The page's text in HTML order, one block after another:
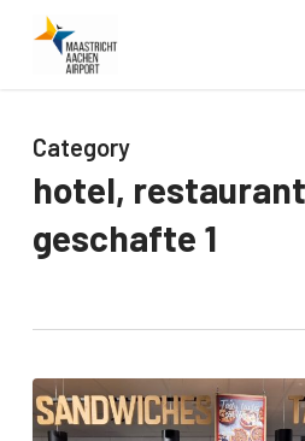
Category
hotel,
geschafte 1
La
Place